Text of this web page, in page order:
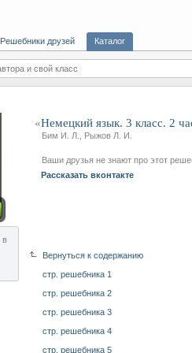
Решебники друзей Каталог
и свой класс
в
«Немецкий язык. 3 класс. 2
Бим И. Л., Рыжов Л. И.
Ваши друзья не знают про этот
Рассказать вконтакте
Вернуться к содержанию
стр. решебника 1
стр. решебника 2
стр. решебника 3
стр. решебника 4
стр. решебника 5